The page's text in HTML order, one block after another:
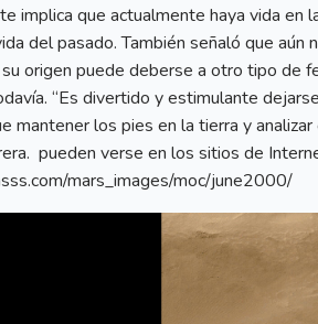
implica que actualmente haya vida en
del pasado. También señaló que
origen puede deberse a otro tipo de
“Es divertido y estimulante
mantener los pies en la tierra y
pueden verse en los sitios de
mars_images/moc/june2000/